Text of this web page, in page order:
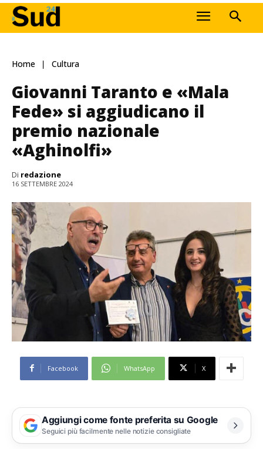
Home Cultura
Giovanni Taranto e «Mala
Fede» si aggiudicano il
premio nazionale
«Aghinolfi»
Di redazione
16 SETTEMBRE 2024
Facebook WhatsApp X
Aggiungi come fonte preferita su Google
Seguici più facilmente nelle notizie consigliate